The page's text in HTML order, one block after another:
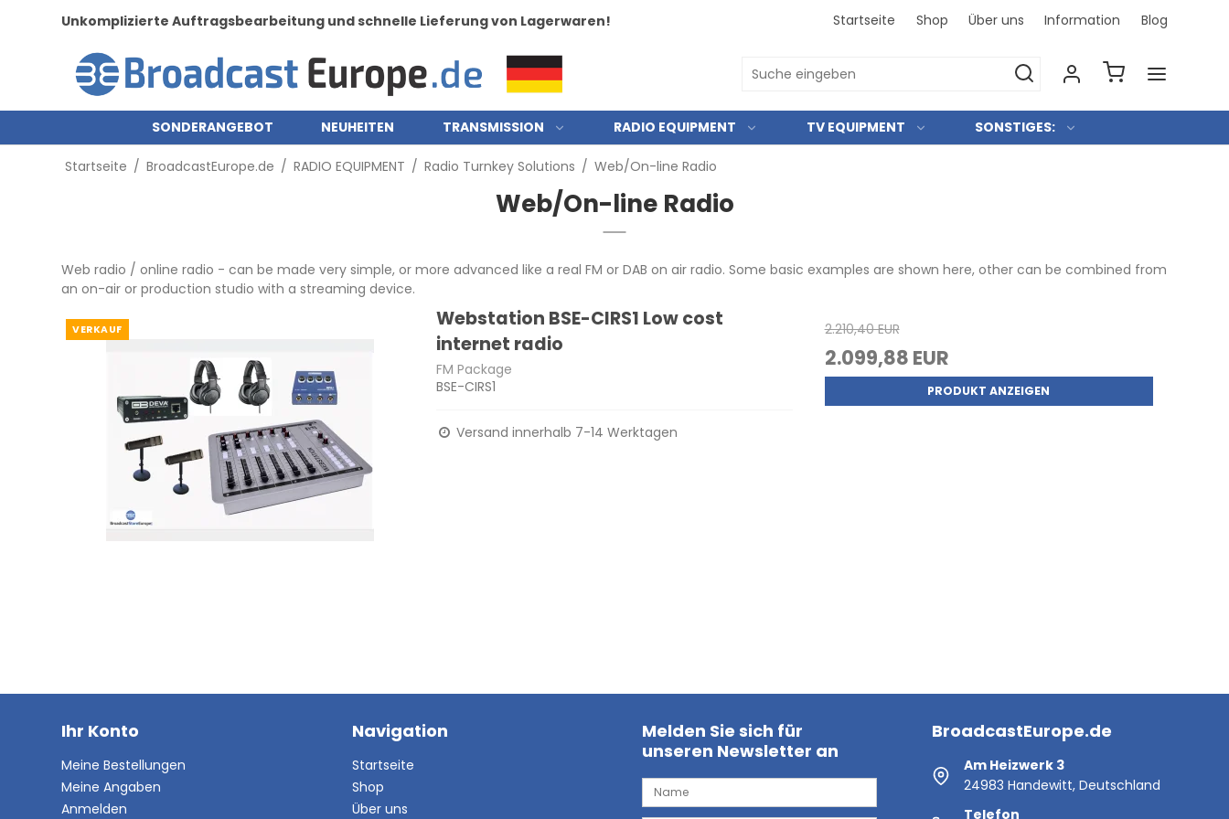
Unkomplizierte Auftragsbearbeitung und schnelle Lieferung von Lagerwaren! Startseite Shop Über uns Information Blog
SONDERANGEBOT NEUHEITEN TRANSMISSION RADIO EQUIPMENT TV EQUIPMENT SONSTIGES:
Startseite / BroadcastEurope.de / RADIO EQUIPMENT / Radio Turnkey Solutions / Web/On-line Radio
Web/On-line Radio
Web radio / online radio - can be made very simple, or more advanced like a real FM or DAB on air radio. Some basic examples are shown here, other can be combined from
an on-air or production studio with a streaming device.
VERKAUF
Webstation BSE-CIRS1 Low cost
internet radio
FM Package
BSE-CIRS1
Versand innerhalb 7-14 Werktagen
2.210,40 EUR
2.099,88 EUR
PRODUKT ANZEIGEN
Ihr Konto
Meine Bestellungen
Meine Angaben
Anmelden
Navigation
Startseite
Shop
Über uns
Melden Sie sich für
unseren Newsletter an
BroadcastEurope.de
Am Heizwerk 3
24983 Handewitt, Deutschland
Telefon